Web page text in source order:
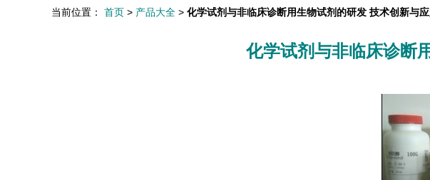
当前位置： 首页 > 产品大全 > 化学试剂与非临床诊断用生物试剂的研发 技术创新与
化学试剂与非临床诊断